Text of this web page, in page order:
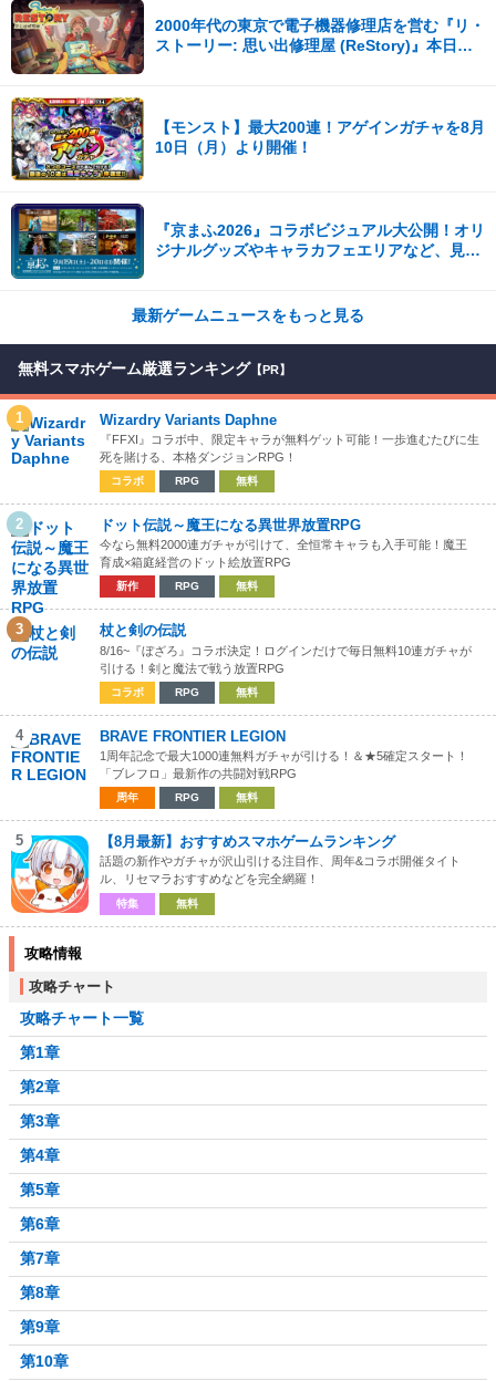
2000年代の東京で電子機器修理店を営む『リ・
ストーリー: 思い出修理屋 (ReStory)』本日
【モンスト】最大200連！アゲインガチャを8月
10日（月）より開催！
『京まふ2026』コラボビジュアル大公開！オリ
ジナルグッズやキャラカフェエリアなど、見ど
最新ゲームニュースをもっと見る
無料スマホゲーム厳選ランキング 【PR】
1 Wizardry Variants Daphne
『FFXI』コラボ中、限定キャラが無料ゲット可能！一歩進むたびに生
死を賭ける、本格ダンジョンRPG！
コラボ RPG 無料
2 ドット伝説～魔王になる異世界放置RPG
今なら無料2000連ガチャが引けて、全恒常キャラも入手可能！魔王
育成×箱庭経営のドット絵放置RPG
新作 RPG 無料
3 杖と剣の伝説
8/16~『ぼざろ』コラボ決定！ログインだけで毎日無料10連ガチャが
引ける！剣と魔法で戦う放置RPG
コラボ RPG 無料
4 BRAVE FRONTIER LEGION
1周年記念で最大1000連無料ガチャが引ける！＆★5確定スタート！
「ブレフロ」最新作の共闘対戦RPG
周年 RPG 無料
5 【8月最新】おすすめスマホゲームランキング
話題の新作やガチャが沢山引ける注目作、周年&コラボ開催タイト
ル、リセマラおすすめなどを完全網羅！
特集 無料
攻略情報
攻略チャート
攻略チャート一覧
第1章
第2章
第3章
第4章
第5章
第6章
第7章
第8章
第9章
第10章